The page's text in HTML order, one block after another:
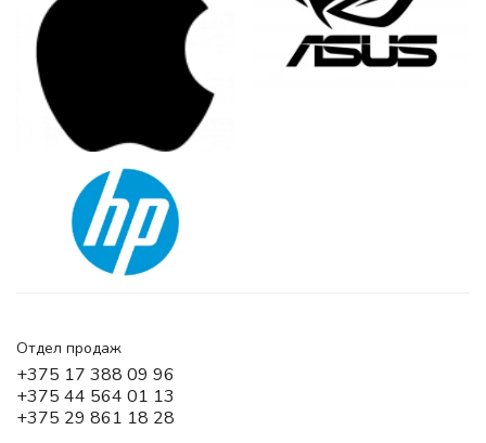
Отдел продаж
+375 17 388 09 96
+375 44 564 01 13
+375 29 861 18 28